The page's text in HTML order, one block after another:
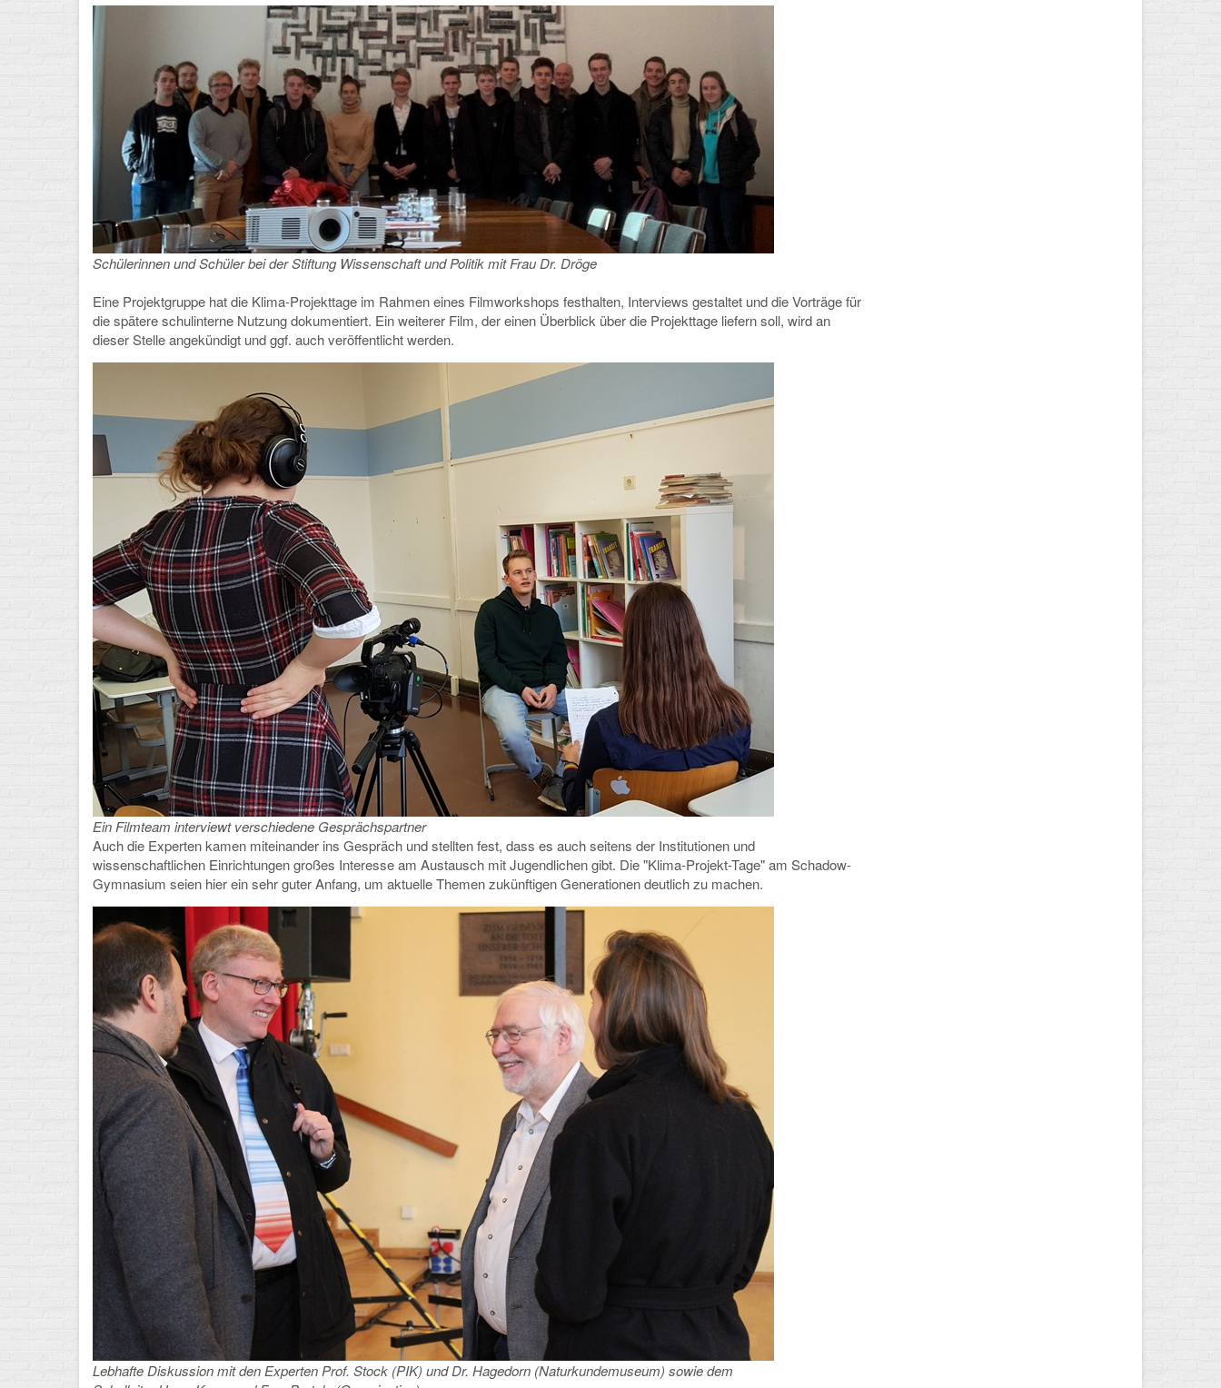
Schülerinnen und Schüler bei der Stiftung Wissenschaft und Politik mit Frau Dr. Dröge
Eine Projektgruppe hat die Klima-Projekttage im Rahmen eines Filmworkshops festhalten, Interviews gestaltet und die Vorträge für
die spätere schulinterne Nutzung dokumentiert. Ein weiterer Film, der einen Überblick über die Projekttage liefern soll, wird an
dieser Stelle angekündigt und ggf. auch veröffentlicht werden.
Ein Filmteam interviewt verschiedene Gesprächspartner
Auch die Experten kamen miteinander ins Gespräch und stellten fest, dass es auch seitens der Institutionen und
wissenschaftlichen Einrichtungen großes Interesse am Austausch mit Jugendlichen gibt. Die "Klima-Projekt-Tage" am Schadow-
Gymnasium seien hier ein sehr guter Anfang, um aktuelle Themen zukünftigen Generationen deutlich zu machen.
Lebhafte Diskussion mit den Experten Prof. Stock (PIK) und Dr. Hagedorn (Naturkundemuseum) sowie dem